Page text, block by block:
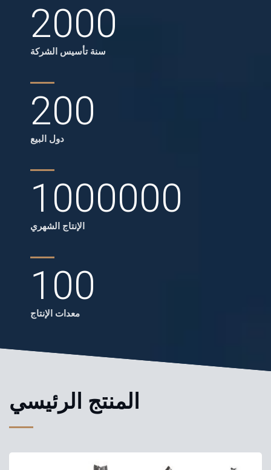
2000
سنة تأسيس الشركة
200
دول البيع
1000000
الإنتاج الشهري
100
معدات الإنتاج
المنتج الرئيسي